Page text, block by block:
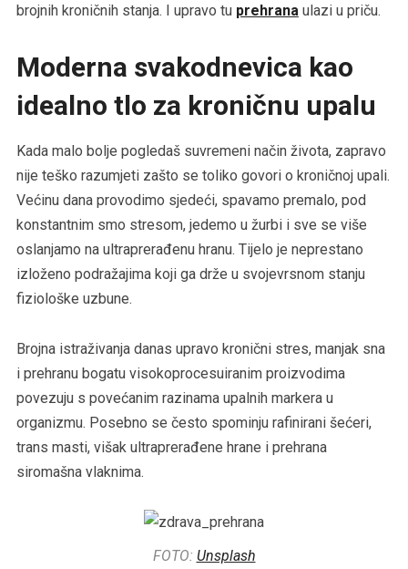
brojnih kroničnih stanja. I upravo tu prehrana ulazi u priču.
Moderna svakodnevica kao
idealno tlo za kroničnu upalu
Kada malo bolje pogledaš suvremeni način života, zapravo
nije teško razumjeti zašto se toliko govori o kroničnoj upali.
Većinu dana provodimo sjedeći, spavamo premalo, pod
konstantnim smo stresom, jedemo u žurbi i sve se više
oslanjamo na ultraprerađenu hranu. Tijelo je neprestano
izloženo podražajima koji ga drže u svojevrsnom stanju
fiziološke uzbune.
Brojna istraživanja danas upravo kronični stres, manjak sna
i prehranu bogatu visokoprocesuiranim proizvodima
povezuju s povećanim razinama upalnih markera u
organizmu. Posebno se često spominju rafinirani šećeri,
trans masti, višak ultraprerađene hrane i prehrana
siromašna vlaknima.
FOTO: Unsplash